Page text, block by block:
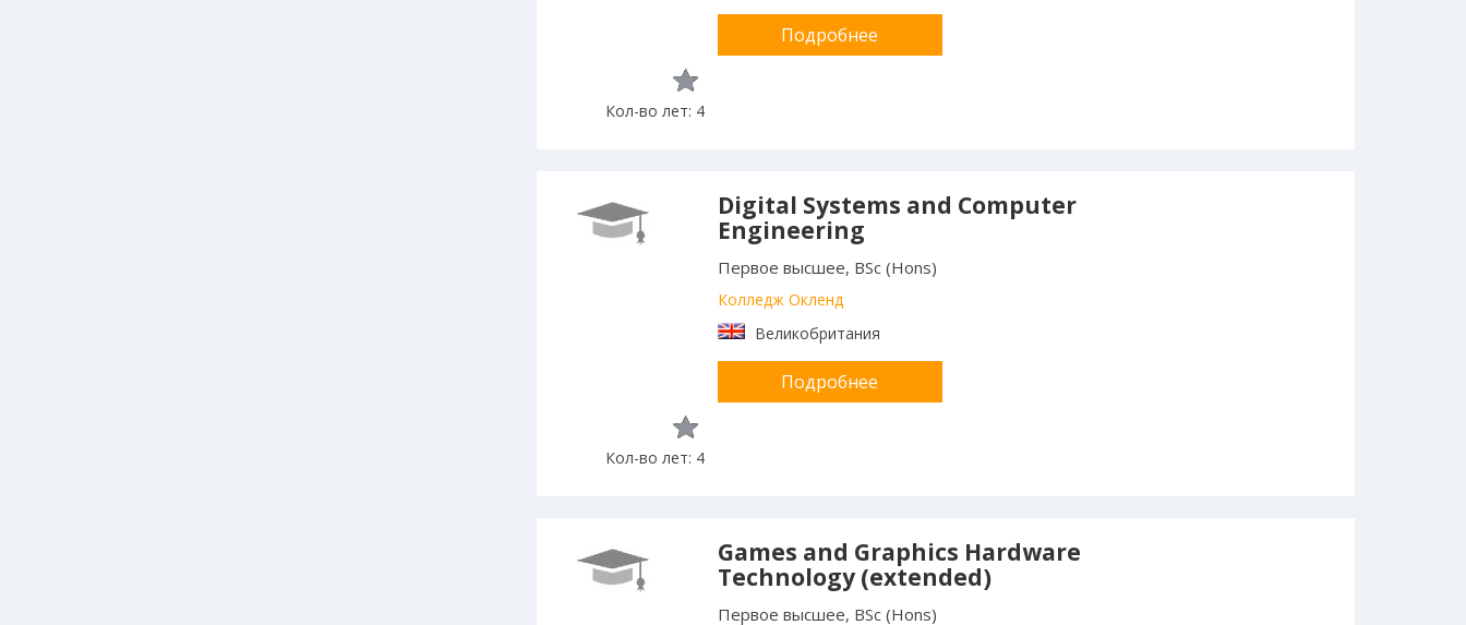
Подробнее
Кол-во лет: 4
Digital Systems and Computer
Engineering
Первое высшее, BSc (Hons)
Колледж Окленд
Великобритания
Подробнее
Кол-во лет: 4
Games and Graphics Hardware
Technology (extended)
Первое высшее, BSc (Hons)